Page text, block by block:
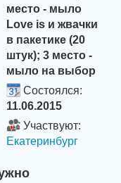
место - мыло
Love is и жвачки
в пакетике (20
штук); 3 место -
мыло на выбор
Состоялся:
11.06.2015
Участвуют:
Екатеринбург